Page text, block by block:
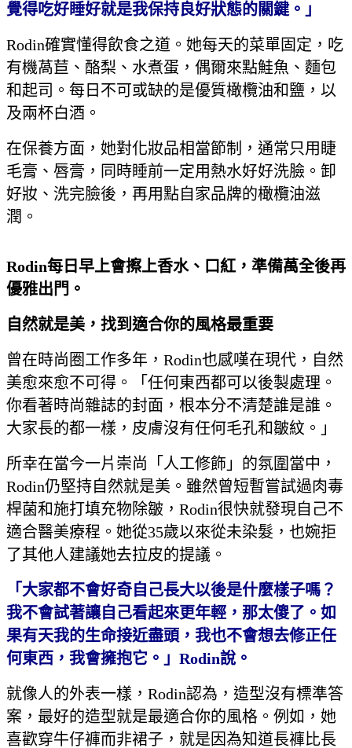
覺得吃好睡好就是我保持良好狀態的關鍵。」
Rodin確實懂得飲食之道。她每天的菜單固定，吃
有機萵苣、酪梨、水煮蛋，偶爾來點鮭魚、麵包
和起司。每日不可或缺的是優質橄欖油和鹽，以
及兩杯白酒。
在保養方面，她對化妝品相當節制，通常只用睫
毛膏、唇膏，同時睡前一定用熱水好好洗臉。卸
好妝、洗完臉後，再用點自家品牌的橄欖油滋
潤。
Rodin每日早上會擦上香水、口紅，準備萬全後再
優雅出門。
自然就是美，找到適合你的風格最重要
曾在時尚圈工作多年，Rodin也感嘆在現代，自然
美愈來愈不可得。「任何東西都可以後製處理。
你看著時尚雜誌的封面，根本分不清楚誰是誰。
大家長的都一樣，皮膚沒有任何毛孔和皺紋。」
所幸在當今一片崇尚「人工修飾」的氛圍當中，
Rodin仍堅持自然就是美。雖然曾短暫嘗試過肉毒
桿菌和施打填充物除皺，Rodin很快就發現自己不
適合醫美療程。她從35歲以來從未染髮，也婉拒
了其他人建議她去拉皮的提議。
「大家都不會好奇自己長大以後是什麼樣子嗎？
我不會試著讓自己看起來更年輕，那太傻了。如
果有天我的生命接近盡頭，我也不會想去修正任
何東西，我會擁抱它。」 Rodin說。
就像人的外表一樣，Rodin認為，造型沒有標準答
案，最好的造型就是最適合你的風格。例如，她
喜歡穿牛仔褲而非裙子，就是因為知道長褲比長